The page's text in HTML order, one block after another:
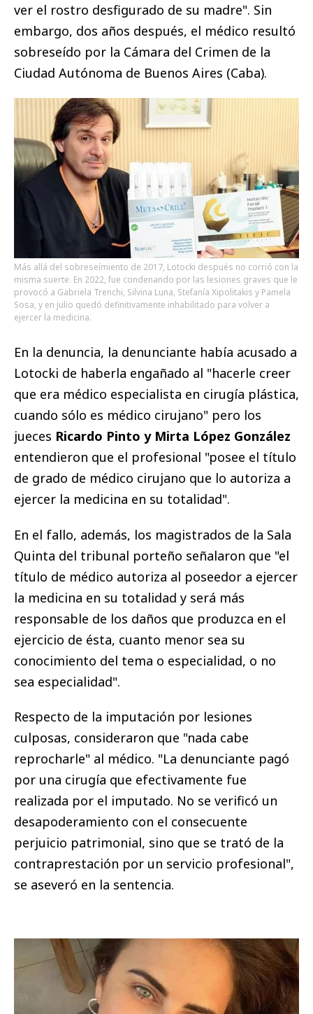
ver el rostro desfigurado de su madre". Sin
embargo, dos años después, el médico resultó
sobreseído por la Cámara del Crimen de la
Ciudad Autónoma de Buenos Aires (Caba).
Más allá del sobreseímiento de 2017, Lotocki después no corrió con la
misma suerte. En 2022, fue condenando por las lesiones graves que le
provocó a Gabriela Trenchi, Silvina Luna, Stefanía Xipolitakis y Pamela
Sosa, y en julio quedó definitivamente inhabilitado para volver a
ejercer la medicina.
En la denuncia, la denunciante había acusado a
Lotocki de haberla engañado al "hacerle creer
que era médico especialista en cirugía plástica,
cuando sólo es médico cirujano" pero los
jueces Ricardo Pinto y Mirta López González
entendieron que el profesional "posee el título
de grado de médico cirujano que lo autoriza a
ejercer la medicina en su totalidad".
En el fallo, además, los magistrados de la Sala
Quinta del tribunal porteño señalaron que "el
título de médico autoriza al poseedor a ejercer
la medicina en su totalidad y será más
responsable de los daños que produzca en el
ejercicio de ésta, cuanto menor sea su
conocimiento del tema o especialidad, o no
sea especialidad".
Respecto de la imputación por lesiones
culposas, consideraron que "nada cabe
reprocharle" al médico. "La denunciante pagó
por una cirugía que efectivamente fue
realizada por el imputado. No se verificó un
desapoderamiento con el consecuente
perjuicio patrimonial, sino que se trató de la
contraprestación por un servicio profesional",
se aseveró en la sentencia.